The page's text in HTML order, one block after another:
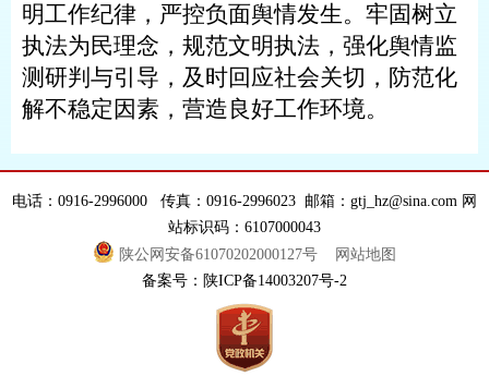
明工作纪律，严控负面舆情发生。牢固树立
执法为民理念，规范文明执法，强化舆情监
测研判与引导，及时回应社会关切，防范化
解不稳定因素，营造良好工作环境。
电话：0916-2996000 传真：0916-2996023 邮箱：gtj_hz@sina.com 网
站标识码：6107000043
陕公网安备61070202000127号
网站地图
备案号：陕ICP备14003207号-2